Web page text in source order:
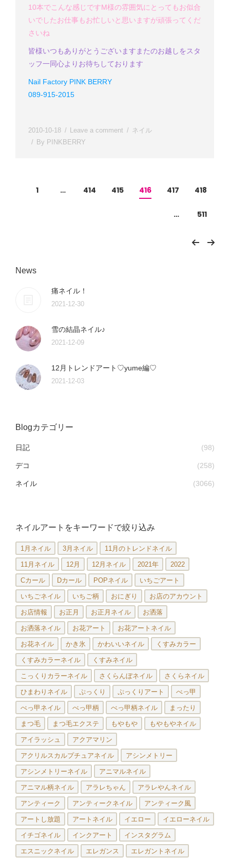
10本でこんな感じですM様の雰囲気にとってもお似合
いでしたお仕事もお忙しいと思いますが頑張ってくだ
さいね
皆様いつもありがとうございます またのお越しをスタ
ッフ一同心よりお待ちしております
Nail Factory PINK BERRY
089-915-2015
2010-10-18 Leave a comment
ネイル
By PINKBERRY
1 … 414 415 416 417 418
… 511
News
痛ネイル！
2021-12-30
雪の結晶ネイル♪
2021-12-09
12月トレンドアート♡yume編♡
2021-12-03
Blogカテゴリー
日記 (98)
デコ (258)
ネイル (3066)
ネイルアートをキーワードで絞り込み
1月ネイル 3月ネイル 11月のトレンドネイル
11月ネイル 12月 12月ネイル 2021年 2022
Cカール Dカール POPネイル いちごアート
いちごネイル いちご柄 おにぎり お店のアカウント
お店情報 お正月 お正月ネイル お洒落
お洒落ネイル お花アート お花アートネイル
お花ネイル かき氷 かわいいネイル くすみカラー
くすみカラーネイル くすみネイル
こっくりカラーネイル さくらんぼネイル さくらネイル
ひまわりネイル ぷっくり ぷっくりアート べっ甲
べっ甲ネイル べっ甲柄 べっ甲柄ネイル まったり
まつ毛 まつ毛エクステ もやもや もやもやネイル
アイラッシュ アクアマリン
アクリルスカルプチュアネイル アシンメトリー
アシンメトリーネイル アニマルネイル
アニマル柄ネイル アラレちゃん アラレやんネイル
アンティーク アンティークネイル アンティーク風
アートし放題 アートネイル イエロー イエローネイル
イチゴネイル インクアート インスタグラム
エスニックネイル エレガンス エレガントネイル